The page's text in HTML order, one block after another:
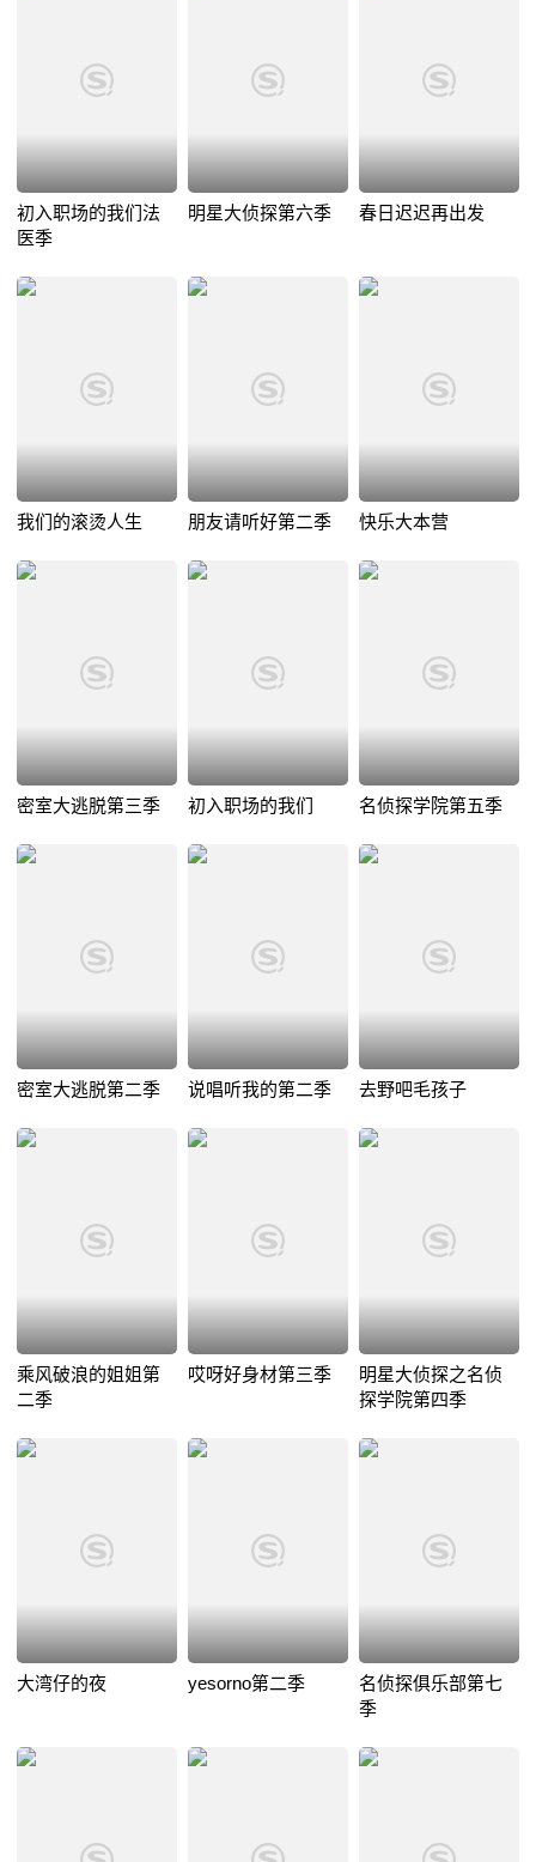
初入职场的我们法
医季
明星大侦探第六季 春日迟迟再出发
我们的滚烫人生 朋友请听好第二季 快乐大本营
密室大逃脱第三季 初入职场的我们 名侦探学院第五季
密室大逃脱第二季 说唱听我的第二季 去野吧毛孩子
乘风破浪的姐姐第
二季
哎呀好身材第三季
明星大侦探之名侦
探学院第四季
大湾仔的夜 yesorno第二季
名侦探俱乐部第七
季